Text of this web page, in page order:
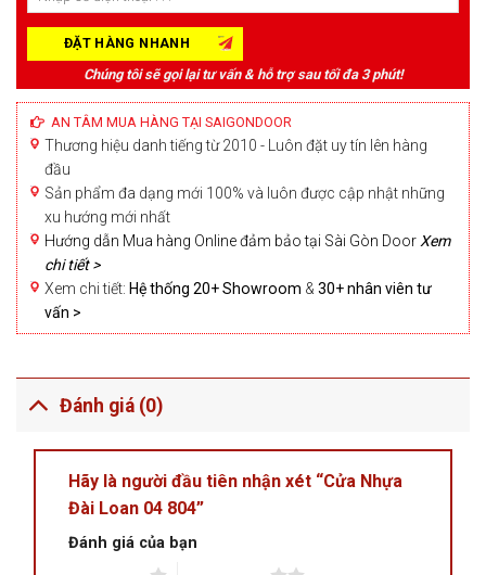
Chúng tôi sẽ gọi lại tư vấn & hỗ trợ sau tối đa 3 phút!
AN TÂM MUA HÀNG TẠI SAIGONDOOR
Thương hiệu danh tiếng từ 2010 - Luôn đặt uy tín lên hàng
đầu
Sản phẩm đa dạng mới 100% và luôn được cập nhật những
xu hướng mới nhất
Hướng dẫn Mua hàng Online đảm bảo tại Sài Gòn Door Xem
chi tiết >
Xem chi tiết: Hệ thống 20+ Showroom & 30+ nhân viên tư
vấn >
Đánh giá (0)
Hãy là người đầu tiên nhận xét “Cửa Nhựa
Đài Loan 04 804”
Đánh giá của bạn